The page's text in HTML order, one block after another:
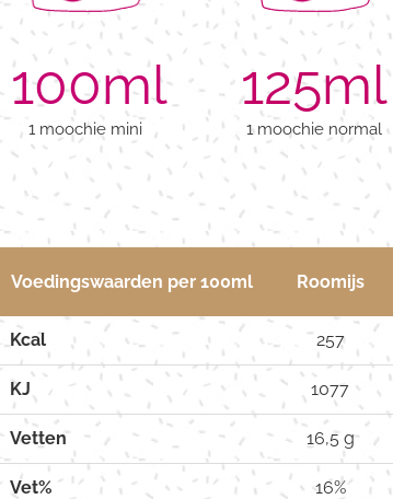
100ml
1 moochie mini
125ml
1 moochie normal
Voedingswaarden per 100ml Roomijs
Kcal 257
KJ 1077
Vetten 16,5 g
Vet% 16%